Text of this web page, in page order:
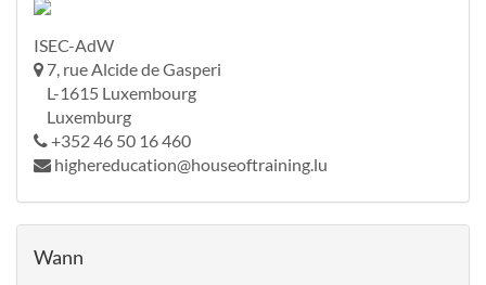
ISEC-AdW
7, rue Alcide de Gasperi
L-1615 Luxembourg
Luxemburg
+352 46 50 16 460
highereducation@houseoftraining.lu
Wann